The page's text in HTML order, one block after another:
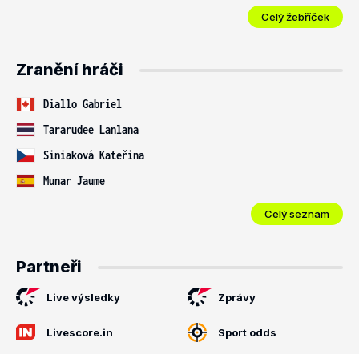
Celý žebříček
Zranění hráči
Diallo Gabriel
Tararudee Lanlana
Siniaková Kateřina
Munar Jaume
Celý seznam
Partneři
Live výsledky Zprávy
Livescore.in Sport odds